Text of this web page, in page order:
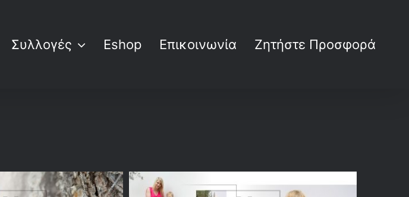
Συλλογές Eshop Επικοινωνία Ζητήστε Προσφορά